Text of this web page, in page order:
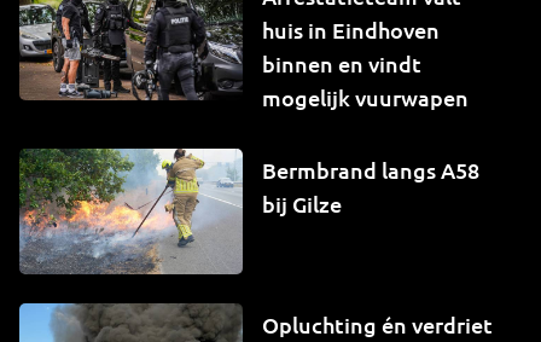
huis in Eindhoven
binnen en vindt
mogelijk vuurwapen
Bermbrand langs A58
bij Gilze
Opluchting én verdriet